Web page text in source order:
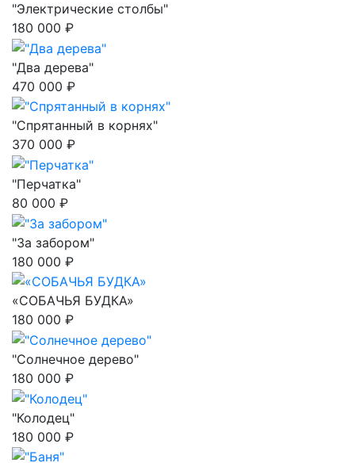
"Электрические столбы"
180 000 ₽
"Два дерева"
470 000 ₽
"Спрятанный в корнях"
370 000 ₽
"Перчатка"
80 000 ₽
"За забором"
180 000 ₽
«СОБАЧЬЯ БУДКА»
180 000 ₽
"Солнечное дерево"
180 000 ₽
"Колодец"
180 000 ₽